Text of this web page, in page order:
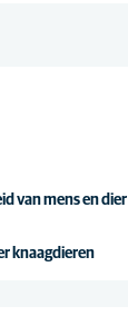
van mens en dier
knaagdieren